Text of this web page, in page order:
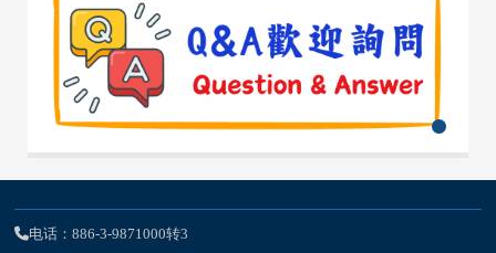
电话：886-3-9871000转3